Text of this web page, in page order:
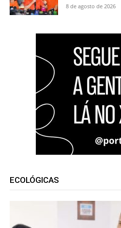
8 de agosto de 2026
ECOLÓGICAS